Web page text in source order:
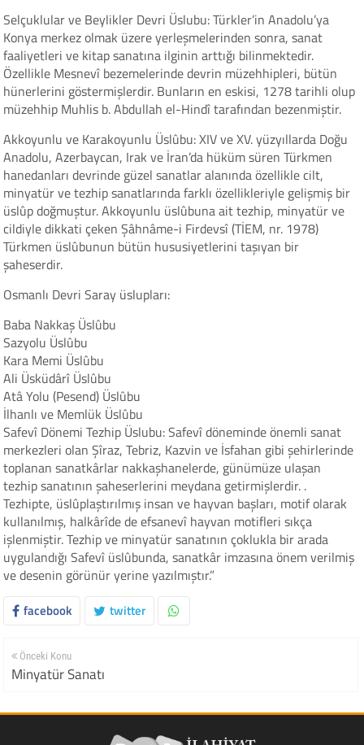
Selçuklular ve Beylikler Devri Üslubu: Türkler’in Anadolu’ya
Konya merkez olmak üzere yerleşmelerinden sonra, sanat
faaliyetleri ve kitap sanatına ilginin arttığı bilinmektedir.
Özellikle Mesnevî bezemelerinde devrin müzehhipleri, bütün
hünerlerini göstermişlerdir. Bunların en eskisi, 1278 tarihli olup
müzehhip Muhlis b. Abdullah el-Hindî tarafından bezenmiştir.
Akkoyunlu ve Karakoyunlu Üslûbu: XIV ve XV. yüzyıllarda Doğu
Anadolu, Azerbaycan, Irak ve İran’da hüküm süren Türkmen
hanedanları devrinde güzel sanatlar alanında özellikle cilt,
minyatür ve tezhip sanatlarında farklı özellikleriyle gelişmiş bir
üslûp doğmuştur. Akkoyunlu üslûbuna ait tezhip, minyatür ve
cildiyle dikkati çeken Şâhnâme-i Firdevsî (TİEM, nr. 1978)
Türkmen üslûbunun bütün hususiyetlerini taşıyan bir
şaheserdir.
Osmanlı Devri Saray üslupları:
Baba Nakkaş Üslûbu
Sazyolu Üslûbu
Kara Memi Üslûbu
Ali Üsküdârî Üslûbu
Atâ Yolu (Pesend) Üslûbu
İlhanlı ve Memlük Üslûbu
Safevî Dönemi Tezhip Üslubu: Safevî döneminde önemli sanat
merkezleri olan Şîraz, Tebriz, Kazvin ve İsfahan gibi şehirlerinde
toplanan sanatkârlar nakkaşhanelerde, günümüze ulaşan
tezhip sanatının şaheserlerini meydana getirmişlerdir. .
Tezhipte, üslûplaştırılmış insan ve hayvan başları, motif olarak
kullanılmış, halkârîde de efsanevî hayvan motifleri sıkça
işlenmiştir. Tezhip ve minyatür sanatının çoklukla bir arada
uygulandığı Safevî üslûbunda, sanatkâr imzasına önem verilmiş
ve desenin görünür yerine yazılmıştır.”
facebook twitter
Önceki Konu
Minyatür Sanatı